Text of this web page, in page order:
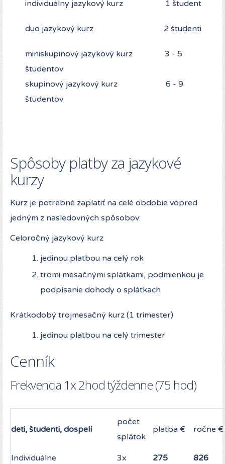
individuálny jazykový kurz 1 študent
duo jazykový kurz 2 študenti
miniskupinový jazykový kurz 3 - 5
študentov
skupinový jazykový kurz 6 - 9
študentov
Spôsoby platby za jazykové
kurzy
Kurz je potrebné zaplatiť na celé obdobie vopred
jedným z nasledovných spôsobov:
Celoročný jazykový kurz
jedinou platbou na celý rok
tromi mesačnými splátkami, podmienkou je
podpísanie dohody o splátkach
Krátkodobý trojmesačný kurz (1 trimester)
jedinou platbou na celý trimester
Cenník
Frekvencia 1x 2hod týždenne (75 hod)
deti, študenti, dospelí
počet
splátok
platba € ročne €
Individuálne 3x 275
826